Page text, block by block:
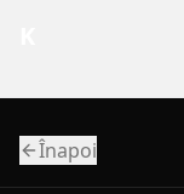
Înapoi